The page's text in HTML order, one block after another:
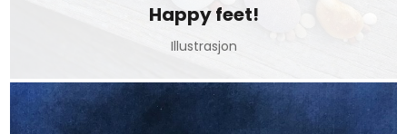
Happy feet!
Illustrasjon